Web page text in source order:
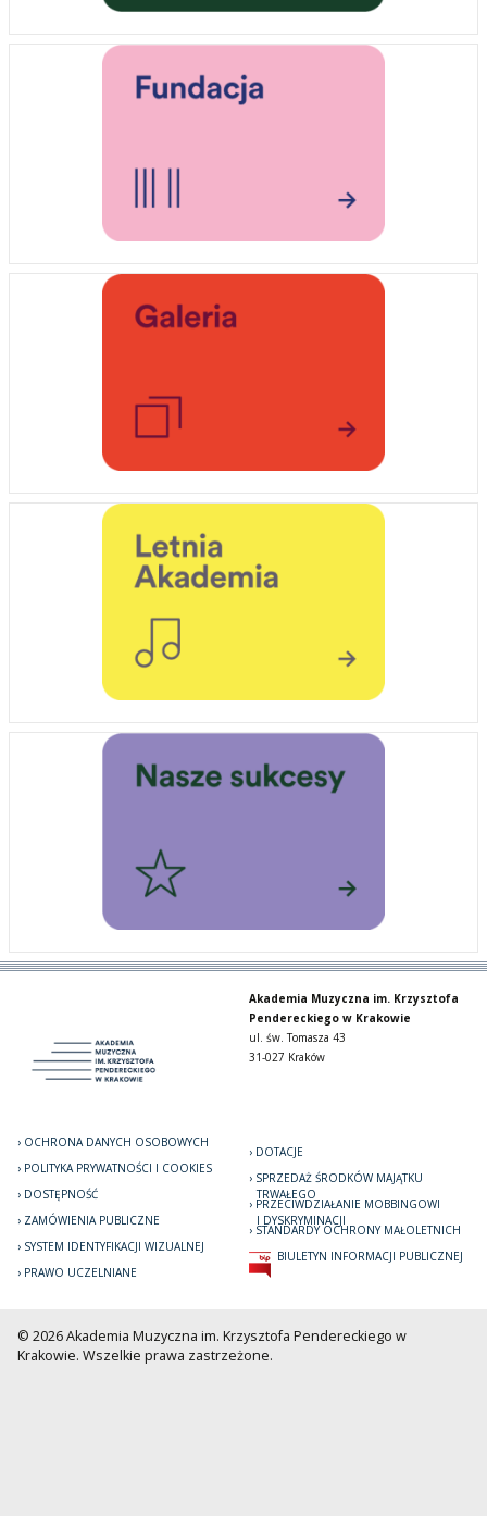
Akademia Muzyczna im. Krzysztofa
Pendereckiego w Krakowie
ul. św. Tomasza 43
31-027 Kraków
OCHRONA DANYCH OSOBOWYCH
POLITYKA PRYWATNOŚCI I COOKIES
DOSTĘPNOŚĆ
ZAMÓWIENIA PUBLICZNE
SYSTEM IDENTYFIKACJI WIZUALNEJ
PRAWO UCZELNIANE
DOTACJE
SPRZEDAŻ ŚRODKÓW MAJĄTKU
TRWAŁEGO
PRZECIWDZIAŁANIE MOBBINGOWI
I DYSKRYMINACJI
STANDARDY OCHRONY MAŁOLETNICH
BIULETYN INFORMACJI PUBLICZNEJ
© 2026 Akademia Muzyczna im. Krzysztofa Pendereckiego w
Krakowie. Wszelkie prawa zastrzeżone.